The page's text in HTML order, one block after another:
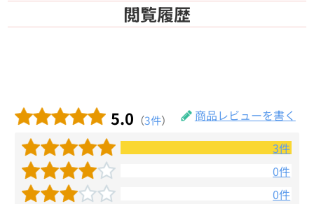
閲覧履歴
5.0 （3件）
商品レビューを書く
3件
0件
0件